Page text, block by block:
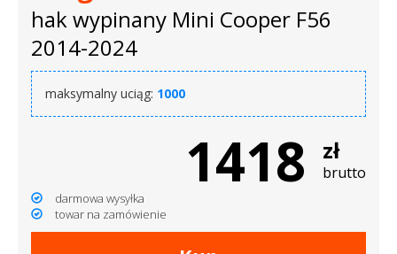
hak wypinany Mini Cooper F56
2014-2024
maksymalny uciąg: 1000
1418 zł
brutto
darmowa wysyłka
towar na zamówienie